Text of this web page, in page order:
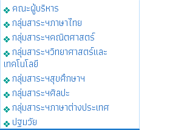
คณะผู้บริหาร
กลุ่มสาระฯภาษาไทย
กลุ่มสาระฯคณิตศาสตร์
กลุ่มสาระฯวิทยาศาสตร์และ
เทคโนโลยี
กลุ่มสาระฯสุขศึกษาฯ
กลุ่มสาระฯศิลปะ
กลุ่มสาระฯภาษาต่างประเทศ
ปฐมวัย